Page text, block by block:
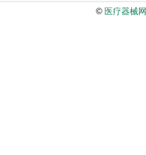
© 医疗器械网